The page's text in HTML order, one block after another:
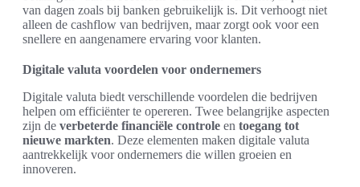
van dagen zoals bij banken gebruikelijk is. Dit verhoogt niet
alleen de cashflow van bedrijven, maar zorgt ook voor een
snellere en aangenamere ervaring voor klanten.
Digitale valuta voordelen voor ondernemers
Digitale valuta biedt verschillende voordelen die bedrijven
helpen om efficiënter te opereren. Twee belangrijke aspecten
zijn de verbeterde financiële controle en toegang tot
nieuwe markten. Deze elementen maken digitale valuta
aantrekkelijk voor ondernemers die willen groeien en
innoveren.